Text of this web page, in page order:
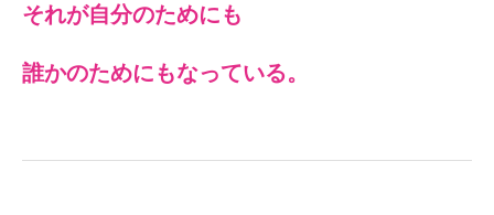
それが自分のためにも
誰かのためにもなっている。